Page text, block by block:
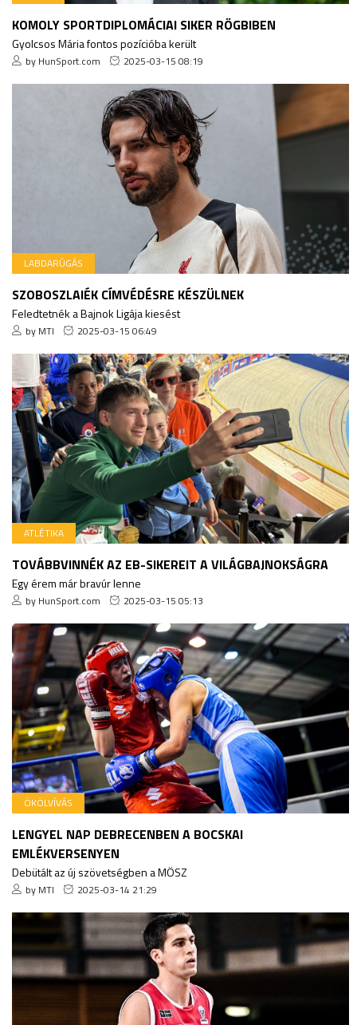
KOMOLY SPORTDIPLOMÁCIAI SIKER RÖGBIBEN
Gyolcsos Mária fontos pozícióba került
by HunSport.com 2025-03-15 08:19
LABDARÚGÁS
SZOBOSZLAIÉK CÍMVÉDÉSRE KÉSZÜLNEK
Feledtetnék a Bajnok Ligája kiesést
by MTI 2025-03-15 06:49
ATLÉTIKA
TOVÁBBVINNÉK AZ EB-SIKEREIT A VILÁGBAJNOKSÁGRA
Egy érem már bravúr lenne
by HunSport.com 2025-03-15 05:13
ÖKÖLVÍVÁS
LENGYEL NAP DEBRECENBEN A BOCSKAI
EMLÉKVERSENYEN
Debütált az új szövetségben a MÖSZ
by MTI 2025-03-14 21:29